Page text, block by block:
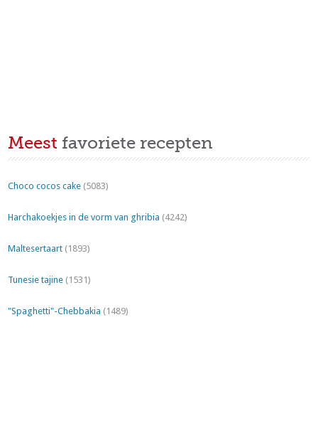
Meest favoriete recepten
Choco cocos cake (5083)
Harchakoekjes in de vorm van ghribia (4242)
Maltesertaart (1893)
Tunesie tajine (1531)
"Spaghetti"-Chebbakia (1489)